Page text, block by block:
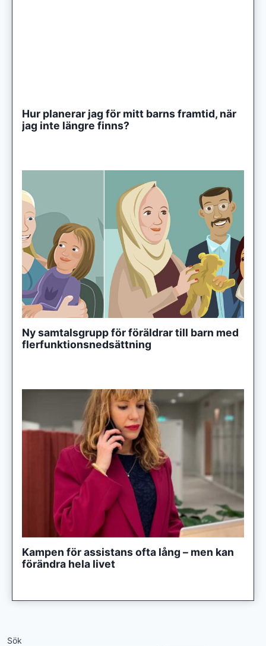
Hur planerar jag för mitt barns framtid, när
jag inte längre finns?
Ny samtalsgrupp för föräldrar till barn med
flerfunktionsnedsättning
Kampen för assistans ofta lång – men kan
förändra hela livet
Sök